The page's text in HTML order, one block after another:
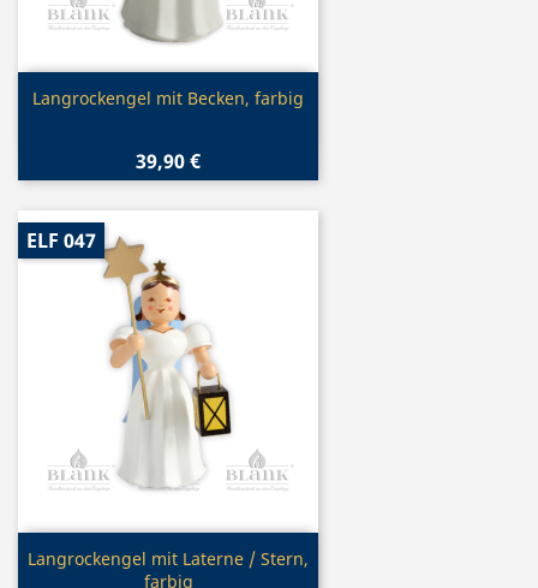
Vorschau
Langrockengel mit Becken, farbig
39,90 €
Vorschau
Langrockengel mit Laterne / Stern,
farbig
ELF 047